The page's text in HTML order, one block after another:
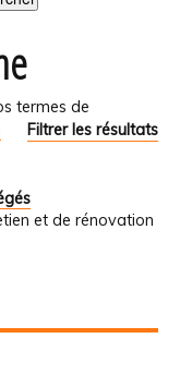
termes de
Filtrer les résultats
et de rénovation